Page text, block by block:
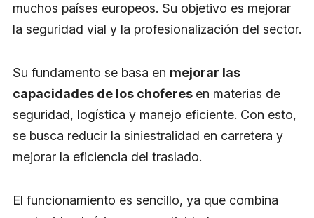
muchos países europeos. Su objetivo es mejorar
la seguridad vial y la profesionalización del sector.
Su fundamento se basa en mejorar las
capacidades de los choferes en materias de
seguridad, logística y manejo eficiente. Con esto,
se busca reducir la siniestralidad en carretera y
mejorar la eficiencia del traslado.
El funcionamiento es sencillo, ya que combina